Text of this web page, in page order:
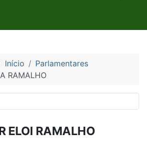
Início
Parlamentares
RAMALHO
ELOI RAMALHO